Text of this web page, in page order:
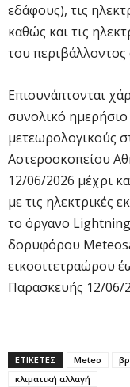
εδάφους), τις
καθώς και τις
του περιβάλλοντος
Επισυνάπτονται
συνολικό
μετεωρολογικούς
Αστεροσκοπείου
12/06/2026 μέχρι
με τις ηλεκτρικές
το όργανο
δορυφόρου
εικοσιτετραώρου
Παρασκευής 12/06/
ΕΤΙΚΕΤΕΣ Meteo
κλιματική αλλαγή